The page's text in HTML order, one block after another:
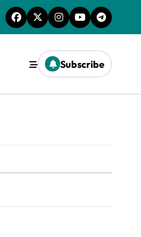
Subscribe